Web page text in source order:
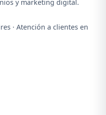
y marketing digital.
· Atención a clientes en